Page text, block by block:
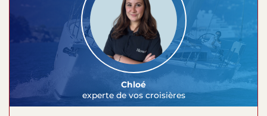
Chloé
experte de vos croisières